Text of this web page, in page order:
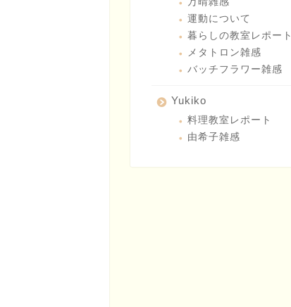
運動について
暮らしの教室レポート
メタトロン雑感
バッチフラワー雑感
Yukiko
料理教室レポート
由希子雑感